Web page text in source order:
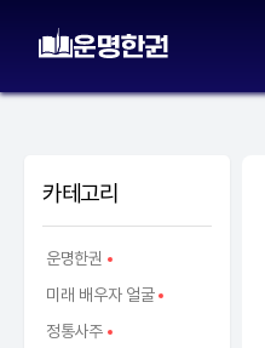
카테고리
운명한권
미래 배우자 얼굴
정통사주